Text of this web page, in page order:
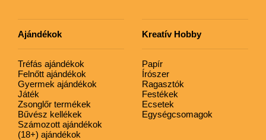
Ajándékok
Tréfás ajándékok
Felnőtt ajándékok
Gyermek ajándékok
Játék
Zsonglőr termékek
Bűvész kellékek
Számozott ajándékok
(18+) ajándékok
Kreatív Hobby
Papír
Írószer
Ragasztók
Festékek
Ecsetek
Egységcsomagok